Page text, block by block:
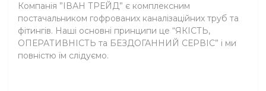
Компанія ”ІВАН ТРЕЙД” є комплексним
постачальником гофрованих каналізаційних труб та
фітингів. Наші основні принципи це “ЯКІСТЬ,
ОПЕРАТИВНІСТЬ та БЕЗДОГАННИЙ СЕРВІС” і ми
повністю їм слідуємо.